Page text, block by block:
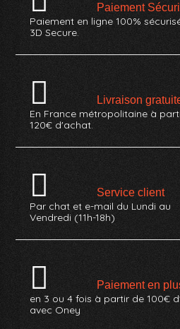
Paiement
Paiement en ligne 100%
3D Secure.
Livraison
En France métropolitaine à
120€ d'achat.
Service client
Par chat et e-mail du Lundi au
Vendredi (11h-18h)
Paiement en
en 3 ou 4 fois à partir de 100€
avec Oney